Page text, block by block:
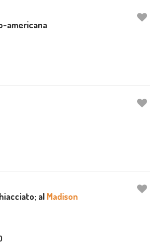
americana
al Madison